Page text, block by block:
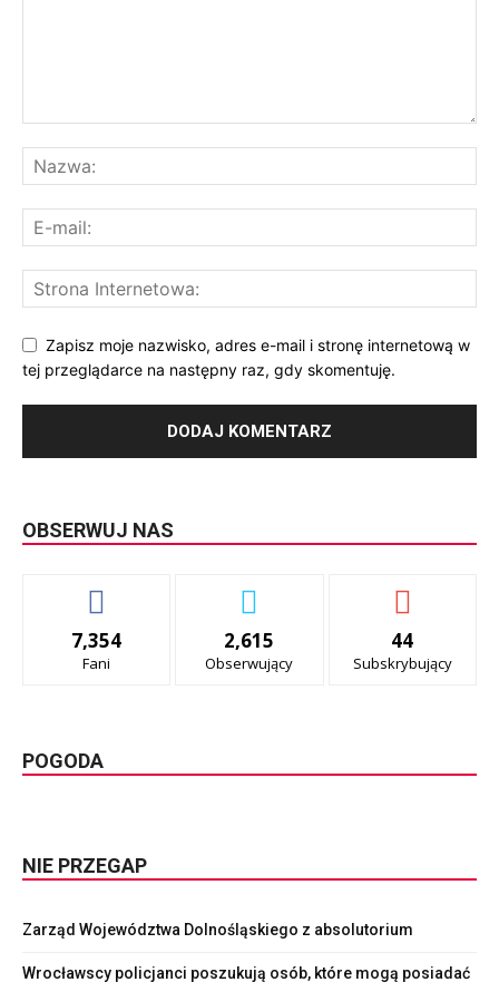
Zapisz moje nazwisko, adres e-mail i stronę internetową w
tej przeglądarce na następny raz, gdy skomentuję.
OBSERWUJ NAS
7,354
Fani
2,615
Obserwujący
44
Subskrybujący
POGODA
NIE PRZEGAP
Zarząd Województwa Dolnośląskiego z absolutorium
Wrocławscy policjanci poszukują osób, które mogą posiadać